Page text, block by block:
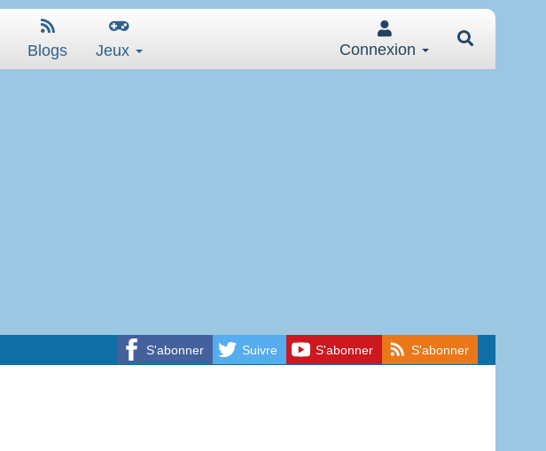
Blogs Jeux Connexion
S'abonner Suivre S'abonner S'abonner